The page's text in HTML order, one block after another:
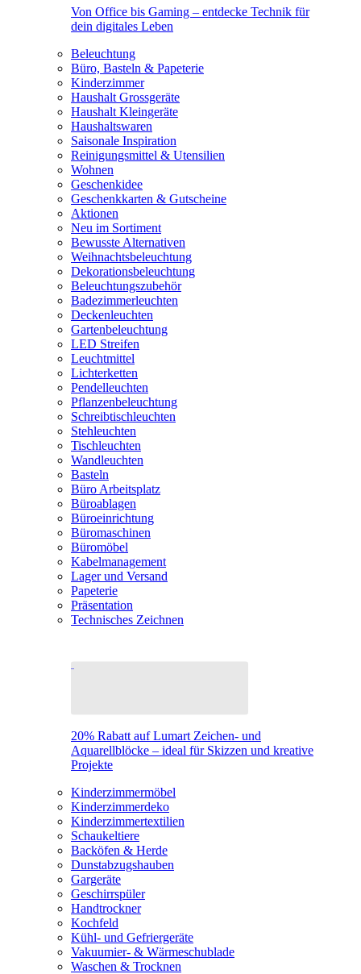
Von Office bis Gaming – entdecke Technik für
dein digitales Leben
Beleuchtung
Büro, Basteln & Papeterie
Kinderzimmer
Haushalt Grossgeräte
Haushalt Kleingeräte
Haushaltswaren
Saisonale Inspiration
Reinigungsmittel & Utensilien
Wohnen
Geschenkidee
Geschenkkarten & Gutscheine
Aktionen
Neu im Sortiment
Bewusste Alternativen
Weihnachtsbeleuchtung
Dekorationsbeleuchtung
Beleuchtungszubehör
Badezimmerleuchten
Deckenleuchten
Gartenbeleuchtung
LED Streifen
Leuchtmittel
Lichterketten
Pendelleuchten
Pflanzenbeleuchtung
Schreibtischleuchten
Stehleuchten
Tischleuchten
Wandleuchten
Basteln
Büro Arbeitsplatz
Büroablagen
Büroeinrichtung
Büromaschinen
Büromöbel
Kabelmanagement
Lager und Versand
Papeterie
Präsentation
Technisches Zeichnen
20% Rabatt auf Lumart Zeichen- und
Aquarellblöcke – ideal für Skizzen und kreative
Projekte
Kinderzimmermöbel
Kinderzimmerdeko
Kinderzimmertextilien
Schaukeltiere
Backöfen & Herde
Dunstabzugshauben
Gargeräte
Geschirrspüler
Handtrockner
Kochfeld
Kühl- und Gefriergeräte
Vakuumier- & Wärmeschublade
Waschen & Trocknen